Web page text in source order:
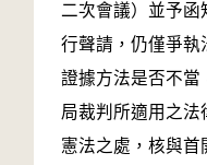
二次會議）並予函
行聲請，仍僅爭執
證據方法是否不當
局裁判所適用之法
憲法之處，核與首